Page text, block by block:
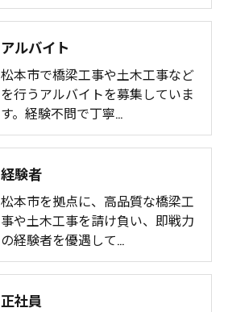
アルバイト
松本市で橋梁工事や土木工事など
を行うアルバイトを募集していま
す。経験不問で丁寧…
経験者
松本市を拠点に、高品質な橋梁工
事や土木工事を請け負い、即戦力
の経験者を優遇して…
正社員